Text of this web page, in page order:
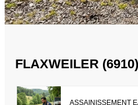
FLAXWEILER
ASSAINISSEMENT